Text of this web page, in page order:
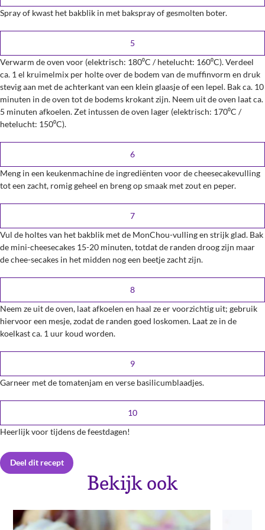
Spray of kwast het bakblik in met bakspray of gesmolten boter.
Verwarm de oven voor (elektrisch: 180⁰C / hetelucht: 160⁰C). Verdeel
ca. 1 el kruimelmix per holte over de bodem van de muffinvorm en druk
stevig aan met de achterkant van een klein glaasje of een lepel. Bak ca. 10
minuten in de oven tot de bodems krokant zijn. Neem uit de oven laat ca.
5 minuten afkoelen. Zet intussen de oven lager (elektrisch: 170⁰C /
hetelucht: 150⁰C).
Meng in een keukenmachine de ingrediënten voor de cheesecakevulling
tot een zacht, romig geheel en breng op smaak met zout en peper.
Vul de holtes van het bakblik met de MonChou-vulling en strijk glad. Bak
de mini-cheesecakes 15-20 minuten, totdat de randen droog zijn maar
de chee-secakes in het midden nog een beetje zacht zijn.
Neem ze uit de oven, laat afkoelen en haal ze er voorzichtig uit; gebruik
hiervoor een mesje, zodat de randen goed loskomen. Laat ze in de
koelkast ca. 1 uur koud worden.
Garneer met de tomatenjam en verse basilicumblaadjes.
Heerlijk voor tijdens de feestdagen!
Deel dit recept
Facebook
Bekijk ook
Sluiten